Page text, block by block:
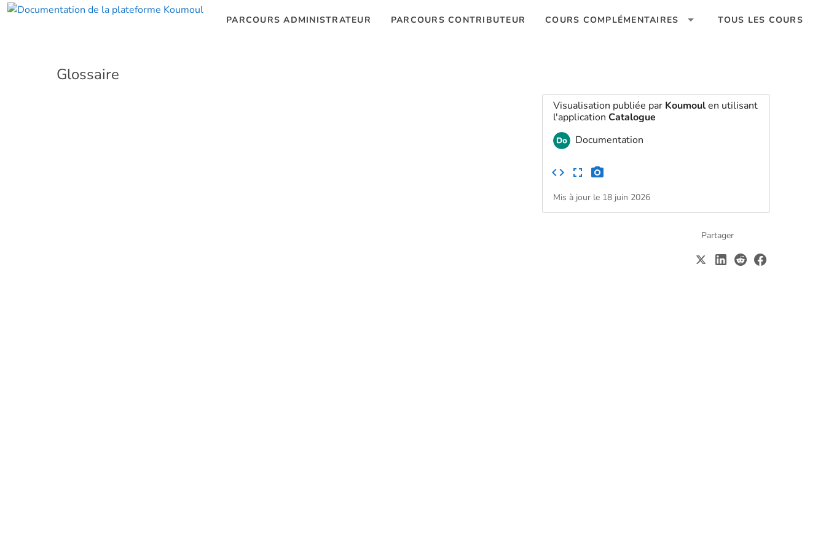
PARCOURS ADMINISTRATEUR PARCOURS CONTRIBUTEUR COURS COMPLÉMENTAIRES TOUS LES COURS
Glossaire
Visualisation publiée par Koumoulen utilisant
l'application Catalogue
Documentation
Mis à jour le 18 juin 2026
Partager